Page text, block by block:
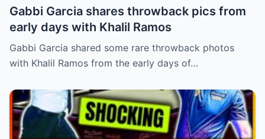
Gabbi Garcia shares throwback pics from
early days with Khalil Ramos
Gabbi Garcia shared some rare throwback photos
with Khalil Ramos from the early days of…